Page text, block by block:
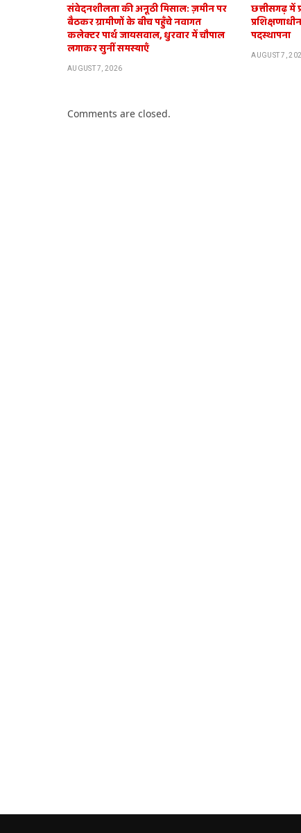
संवेदनशीलता की अनूठी मिसाल: ज़मीन पर
बैठकर ग्रामीणों के बीच पहुँचे नवागत
कलेक्टर पार्थ जायसवाल, धुरवार में चौपाल
लगाकर सुनीं समस्याएँ
AUGUST 7, 2026
छत्तीसगढ़ में
पदस्थापना
AUGUST 7,
Comments are closed.